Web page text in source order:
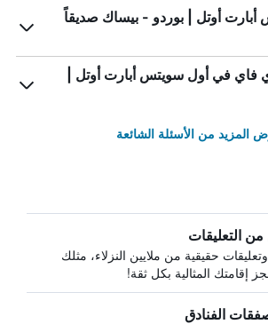
أبارت أوتل | بوردو - بيساك صديقاً
فاي في أول سويتس أبارت أوتل |
المزيد من الأسئلة الشائعة
من التعليقات
حقيقية من ملايين النزلاء، مثلك
إقامتك المثالية بكل ثقة!
الفنادق